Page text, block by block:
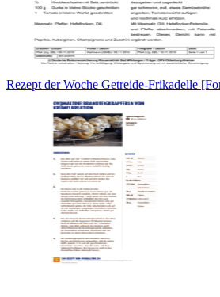
Rezept der Woche Getreide-Frikadelle